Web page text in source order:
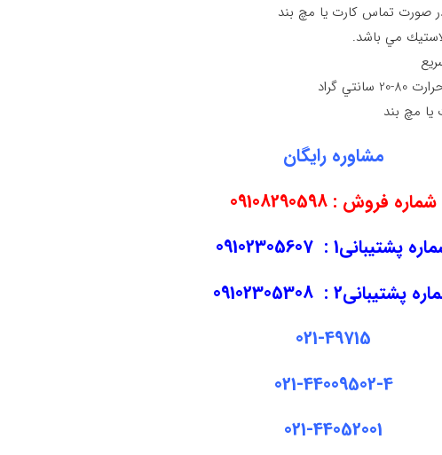
صورت تماس كارت يا مچ بند
مي باشد.
گراد
مچ بند
مشاوره رایگان
شماره فروش : 09108290598
پشتیبانی1 :
پشتیبانی2 :
09102305308
021-49715
021-44009502-4
021-44052001